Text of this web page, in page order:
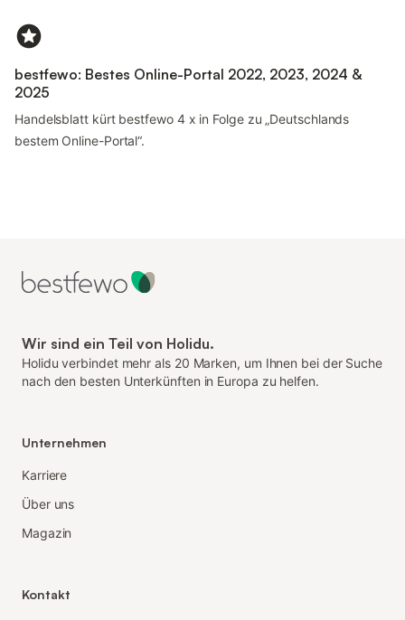
bestfewo: Bestes Online-Portal 2022, 2023, 2024 &
2025
Handelsblatt kürt bestfewo 4 x in Folge zu „Deutschlands
bestem Online-Portal“.
Wir sind ein Teil von Holidu.
Holidu verbindet mehr als 20 Marken, um Ihnen bei der Suche
nach den besten Unterkünften in Europa zu helfen.
Unternehmen
Karriere
Über uns
Magazin
Kontakt